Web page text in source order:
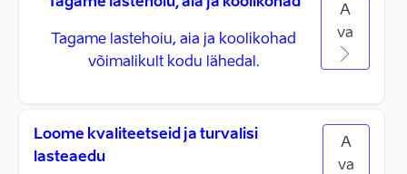
Tagame lastehoiu, aia ja koolikohad
võimalikult kodu lähedal.
A
va
Loome kvaliteetseid ja turvalisi
lasteaedu
A
va